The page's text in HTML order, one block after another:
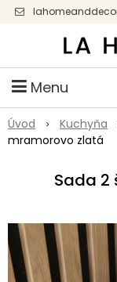
Menu
Úvod Kuchyňa
mramorovo zlatá
Sada 2